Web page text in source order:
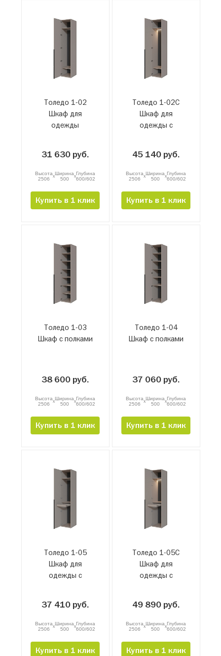
Толедо 1-02
Шкаф для
одежды
31 630 руб.
Высота
2506
xШирина
500
xГлубина
600/602
Купить в 1 клик
Толедо 1-02С
Шкаф для
одежды с
45 140 руб.
Высота
2506
xШирина
500
xГлубина
600/602
Купить в 1 клик
Толедо 1-03
Шкаф с полками
38 600 руб.
Высота
2506
xШирина
500
xГлубина
600/602
Купить в 1 клик
Толедо 1-04
Шкаф с полками
37 060 руб.
Высота
2506
xШирина
500
xГлубина
600/602
Купить в 1 клик
Толедо 1-05
Шкаф для
одежды с
37 410 руб.
Высота
2506
xШирина
500
xГлубина
600/602
Купить в 1 клик
Толедо 1-05С
Шкаф для
одежды с
49 890 руб.
Высота
2506
xШирина
500
xГлубина
600/602
Купить в 1 клик